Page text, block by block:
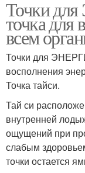
Точки
точка для
всем
Точки для
восполнения
Точка тайси.
Тай си
внутренней
ощущений при
слабым
точки остается